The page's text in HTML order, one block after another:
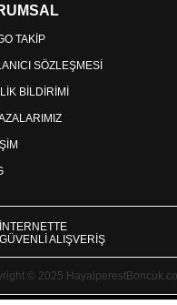
TAKİP
SÖZLEŞMESİ
BİLDİRİMİ
İNTERNETTE
GÜVENLİ ALIŞVERİŞ
© 2025